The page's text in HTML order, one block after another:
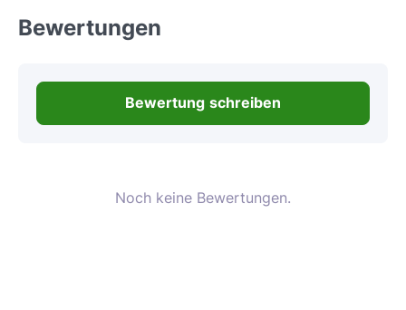
Bewertungen
Bewertung schreiben
Noch keine Bewertungen.